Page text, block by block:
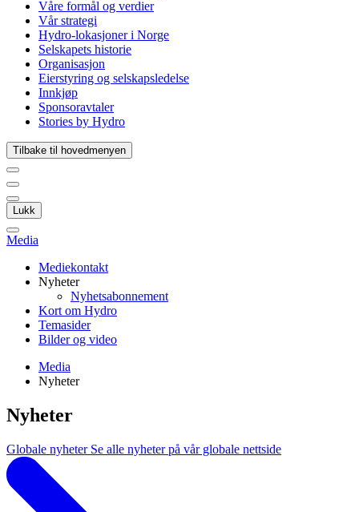
Våre formål og verdier
Vår strategi
Hydro-lokasjoner i Norge
Selskapets historie
Organisasjon
Eierstyring og selskapsledelse
Innkjøp
Sponsoravtaler
Stories by Hydro
Tilbake til hovedmenyen
Lukk
Media
Mediekontakt
Nyheter
Nyhetsabonnement
Kort om Hydro
Temasider
Bilder og video
Media
Nyheter
Nyheter
Globale nyheter Se alle nyheter på vår globale nettside